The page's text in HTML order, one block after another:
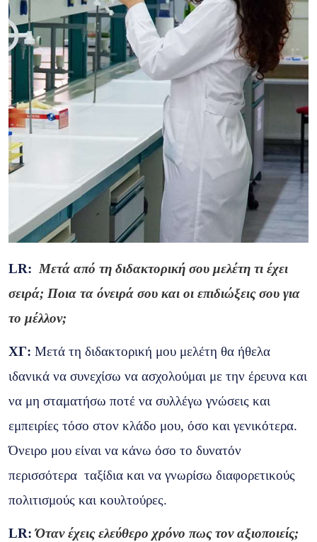
LR: Μετά από τη διδακτορική σου μελέτη τι έχει
σειρά; Ποια τα όνειρά σου και οι επιδιώξεις σου για
το μέλλον;
ΧΓ: Μετά τη διδακτορική μου μελέτη θα ήθελα
ιδανικά να συνεχίσω να ασχολούμαι με την έρευνα και
να μη σταματήσω ποτέ να συλλέγω γνώσεις και
εμπειρίες τόσο στον κλάδο μου, όσο και γενικότερα.
Όνειρο μου είναι να κάνω όσο το δυνατόν
περισσότερα ταξίδια και να γνωρίσω διαφορετικούς
πολιτισμούς και κουλτούρες.
LR:Όταν έχεις ελεύθερο χρόνο πως τον αξιοποιείς;